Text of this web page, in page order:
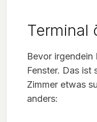
Terminal
Bevor
Fenster. Das ist
Zimmer etwas
anders: